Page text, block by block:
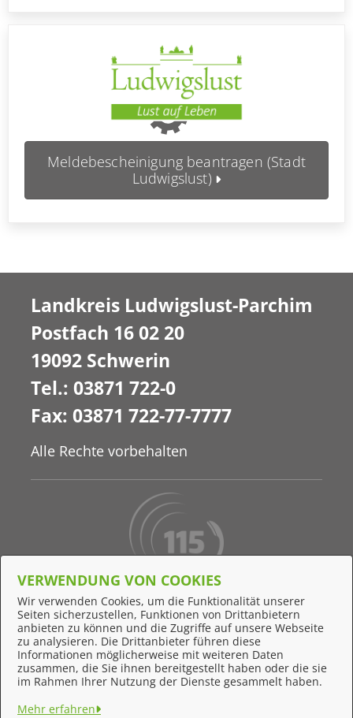
Meldebescheinigung beantragen (Stadt
Ludwigslust)
Behördennummer 115
Online-Support
Landkreis Ludwigslust-Parchim
Postfach 16 02 20
19092 Schwerin
Tel.: 03871 722-0
Fax: 03871 722-77-7777
Alle Rechte vorbehalten
Feedback
Impressum
VERWENDUNG VON COOKIES
Wir verwenden Cookies, um die Funktionalität unserer
Seiten sicherzustellen, Funktionen von Drittanbietern
anbieten zu können und die Zugriffe auf unsere Webseite
zu analysieren. Die Drittanbieter führen diese
Informationen möglicherweise mit weiteren Daten
zusammen, die Sie ihnen bereitgestellt haben oder die sie
im Rahmen Ihrer Nutzung der Dienste gesammelt haben.
Mehr erfahren